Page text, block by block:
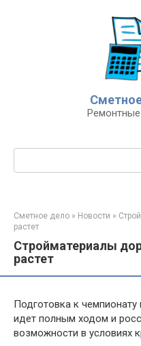
Поиск:
Сметное дело » Новости »
растет
Стройматериалы
растет
Подготовка к
идет полным ходом и
возможности в условиях